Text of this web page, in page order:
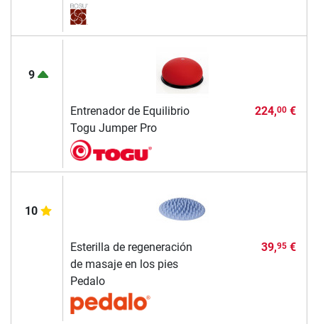
9
Entrenador de Equilibrio
Togu Jumper Pro
224,00€
10
Esterilla de regeneración
de masaje en los pies
Pedalo
39,95€